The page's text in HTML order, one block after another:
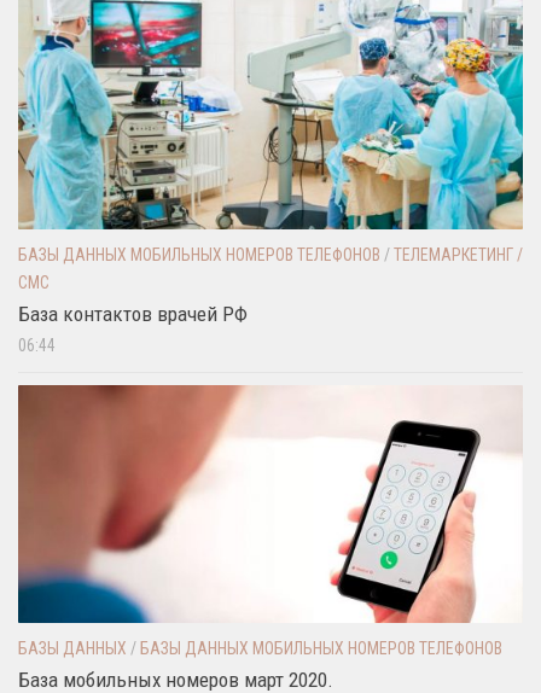
БАЗЫ ДАННЫХ МОБИЛЬНЫХ НОМЕРОВ ТЕЛЕФОНОВ /ТЕЛЕМАРКЕТИНГ /
СМС
База контактов врачей РФ
06:44
БАЗЫ ДАННЫХ / БАЗЫ ДАННЫХ МОБИЛЬНЫХ НОМЕРОВ ТЕЛЕФОНОВ
База мобильных номеров март 2020.